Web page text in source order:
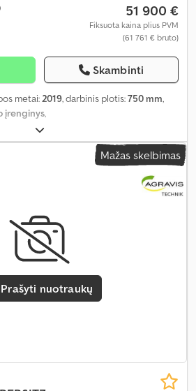
51 900 €
Fiksuota kaina plius PVM
(61 761 € bruto)
Skambinti
metai: 2019, darbinis plotis:750 mm,
įrenginys
Mažas skelbimas
Prašyti nuotraukų